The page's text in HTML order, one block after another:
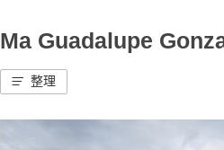
Ma Guadalupe
整理